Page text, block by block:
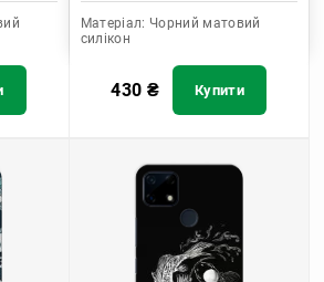
Матеріал: Чорний матовий
силікон
430 ₴ Купити